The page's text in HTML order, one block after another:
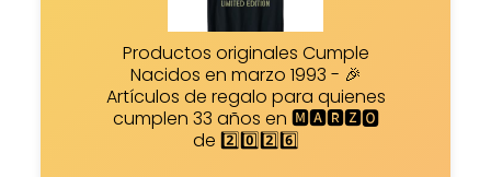
Productos originales Cumple
Nacidos en marzo 1993 - 🎉
Artículos de regalo para quienes
cumplen 33 años en 🅼🅰🆁🆉🅾
de 2️⃣0️⃣2️⃣6️⃣